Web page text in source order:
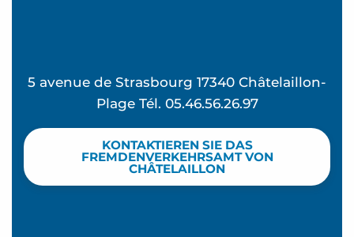
5 avenue de Strasbourg 17340 Châtelaillon-
Plage Tél. 05.46.56.26.97
KONTAKTIEREN SIE DAS
FREMDENVERKEHRSAMT VON
CHÂTELAILLON